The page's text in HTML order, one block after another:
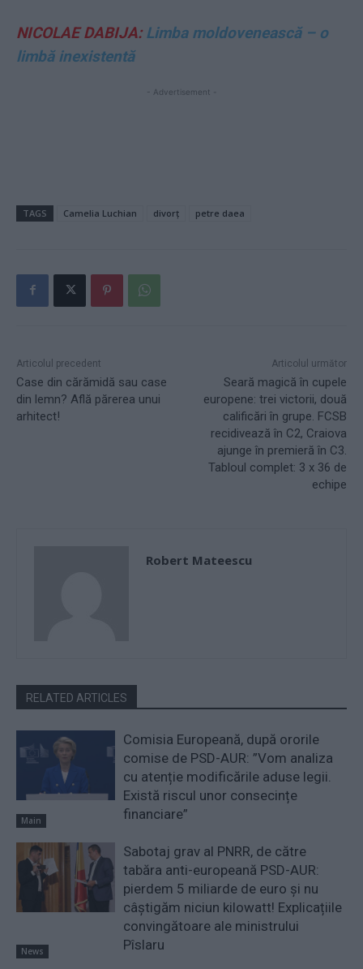
NICOLAE DABIJA:Limba moldovenească – o
limbă inexistentă
- Advertisement -
TAGS Camelia Luchian divorț petre daea
Articolul precedent
Case din cărămidă sau case
din lemn? Află părerea unui
arhitect!
Articolul următor
Seară magică în cupele
europene: trei victorii, două
calificări în grupe. FCSB
recidivează în C2, Craiova
ajunge în premieră în C3.
Tabloul complet: 3 x 36 de
echipe
Robert Mateescu
RELATED ARTICLES
Main
Comisia Europeană, după ororile
comise de PSD-AUR: ”Vom analiza
cu atenție modificările aduse legii.
Există riscul unor consecințe
financiare”
News
Sabotaj grav al PNRR, de către
tabăra anti-europeană PSD-AUR:
pierdem 5 miliarde de euro și nu
câștigăm niciun kilowatt! Explicațiile
convingătoare ale ministrului
Pîslaru